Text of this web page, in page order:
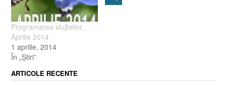
Programarea slujbelor,
Aprilie 2014
1 aprilie, 2014
În „Ştiri”
ARTICOLE RECENTE